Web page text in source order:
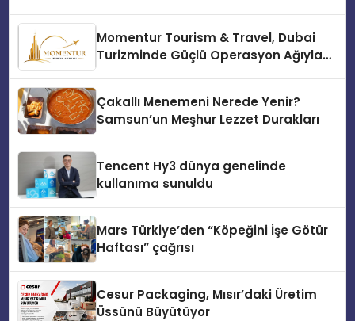
Momentur Tourism & Travel, Dubai
Turizminde Güçlü Operasyon Ağıyla
Çakallı Menemeni Nerede Yenir?
Samsun’un Meşhur Lezzet Durakları
Tencent Hy3 dünya genelinde
kullanıma sunuldu
Mars Türkiye’den “Köpeğini İşe Götür
Haftası” çağrısı
Cesur Packaging, Mısır’daki Üretim
Üssünü Büyütüyor